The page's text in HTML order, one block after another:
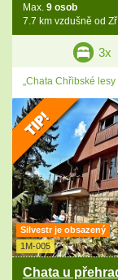
Max. 9 osob
7.7 km vzdušně od
3x
„Chata Chřibské
Silvestr je obsazený
1M-005
Chata u